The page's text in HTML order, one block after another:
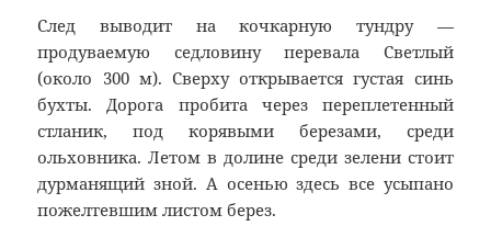
След выводит на кочкарную тундру —
продуваемую седловину перевала Светлый
(около 300 м). Сверху открывается густая синь
бухты. Дорога пробита через переплетенный
стланик, под корявыми березами, среди
ольховника. Летом в долине среди зелени стоит
дурманящий зной. А осенью здесь все усыпано
пожелтевшим листом берез.